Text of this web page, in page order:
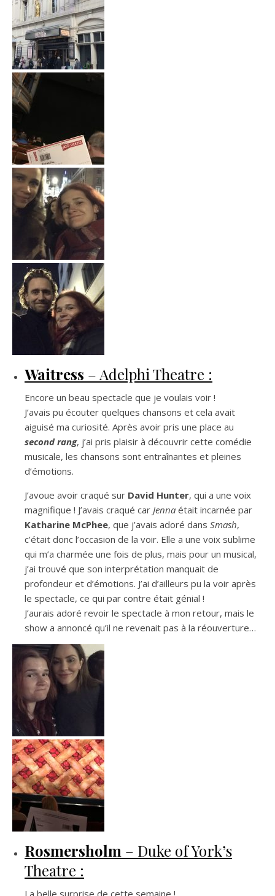
Waitress – Adelphi Theatre :
Encore un beau spectacle que je voulais voir !
J’avais pu écouter quelques chansons et cela avait
aiguisé ma curiosité. Après avoir pris une place au
second rang, j’ai pris plaisir à découvrir cette comédie
musicale, les chansons sont entraînantes et pleines
d’émotions.
J’avoue avoir craqué sur David Hunter, qui a une voix
magnifique ! J’avais craqué car Jenna était incarnée par
Katharine McPhee, que j’avais adoré dans Smash,
c’était donc l’occasion de la voir. Elle a une voix sublime
qui m’a charmée une fois de plus, mais pour un musical,
j’ai trouvé que son interprétation manquait de
profondeur et d’émotions. J’ai d’ailleurs pu la voir après
le spectacle, ce qui par contre était génial !
J’aurais adoré revoir le spectacle à mon retour, mais le
show a annoncé qu’il ne revenait pas à la réouverture…
Rosmersholm – Duke of York’s
Theatre :
La belle surprise de cette semaine !